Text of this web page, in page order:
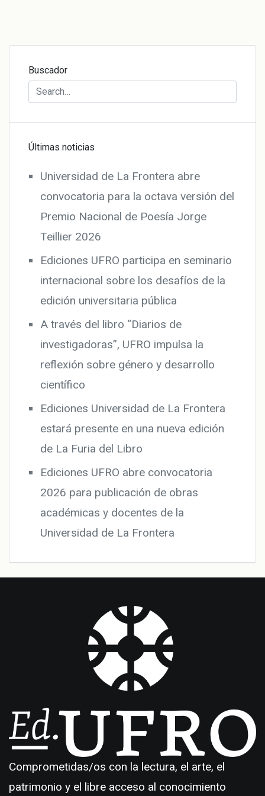
Buscador
Últimas noticias
Universidad de La Frontera abre
convocatoria para la octava versión del
Premio Nacional de Poesía Jorge
Teillier 2026
Ediciones UFRO participa en seminario
internacional sobre los desafíos de la
edición universitaria pública
A través del libro “Diarios de
investigadoras”, UFRO impulsa la
reflexión sobre género y desarrollo
científico
Ediciones Universidad de La Frontera
estará presente en una nueva edición
de La Furia del Libro
Ediciones UFRO abre convocatoria
2026 para publicación de obras
académicas y docentes de la
Universidad de La Frontera
Comprometidas/os con la lectura, el arte, el
patrimonio y el libre acceso al conocimiento